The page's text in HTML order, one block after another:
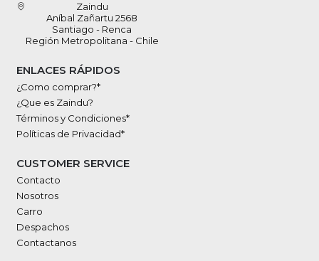
Zaindu
Aníbal Zañartu 2568
Santiago - Renca
Región Metropolitana - Chile
ENLACES RÁPIDOS
¿Como comprar?*
¿Que es Zaindu?
Términos y Condiciones*
Políticas de Privacidad*
CUSTOMER SERVICE
Contacto
Nosotros
Carro
Despachos
Contactanos